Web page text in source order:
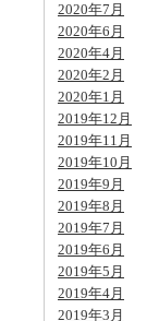
2020年7月
2020年6月
2020年4月
2020年2月
2020年1月
2019年12月
2019年11月
2019年10月
2019年9月
2019年8月
2019年7月
2019年6月
2019年5月
2019年4月
2019年3月